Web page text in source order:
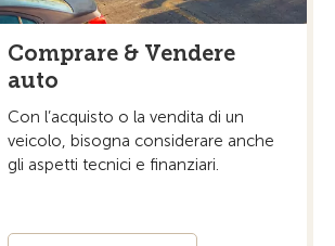
Comprare & Vendere
auto
Con l’acquisto o la vendita di un
veicolo, bisogna considerare anche
gli aspetti tecnici e finanziari.